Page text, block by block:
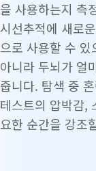
을 사용하는지 측
시선추적에 새로
으로 사용할 수
아니라 두뇌가 얼
줍니다. 탐색 중
테스트의 압박감,
요한 순간을 강조